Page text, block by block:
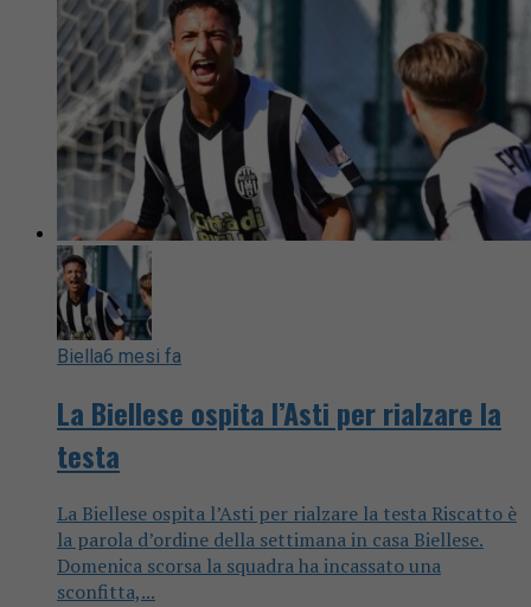
Biella6 mesi fa
La Biellese ospita l’Asti per rialzare la
testa
La Biellese ospita l’Asti per rialzare la testa Riscatto è
la parola d’ordine della settimana in casa Biellese.
Domenica scorsa la squadra ha incassato una
sconfitta,...